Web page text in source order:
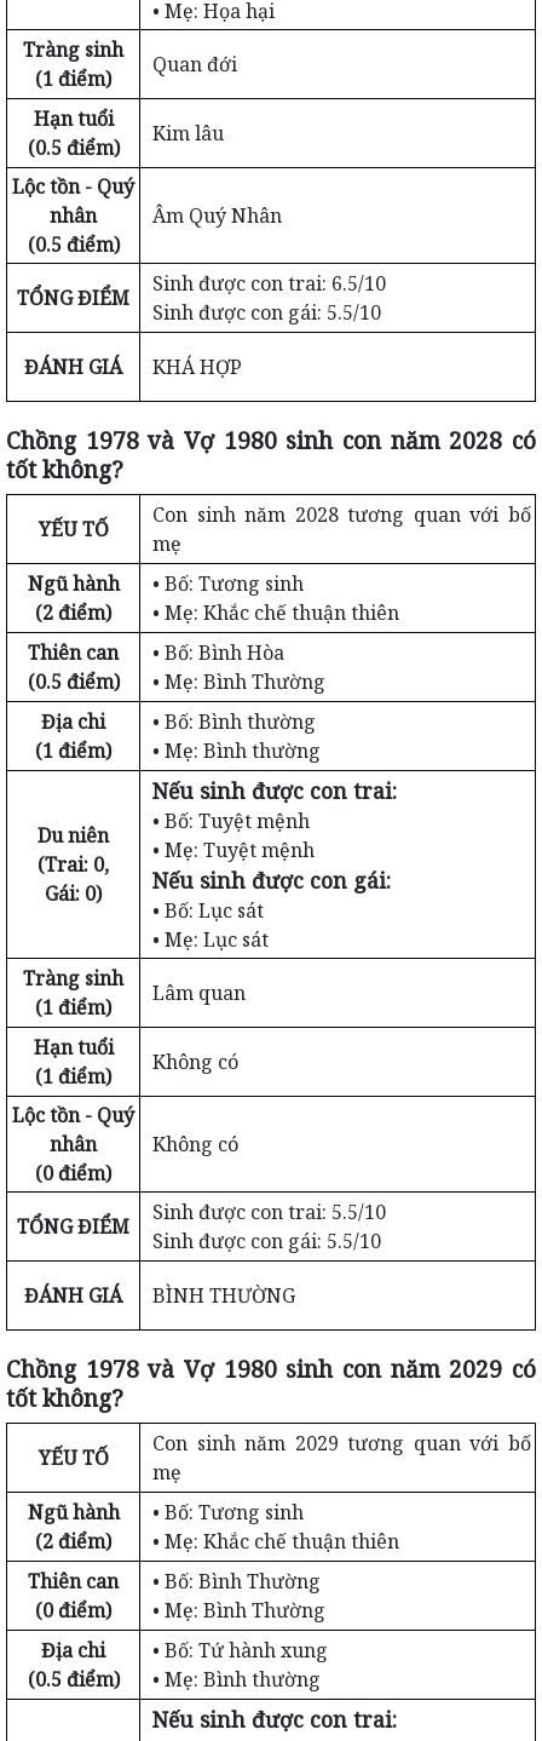
• Mẹ: Họa hại
Tràng sinh
(1 điểm)
Quan đới
Hạn tuổi
(0.5 điểm)
Kim lâu
Lộc tồn - Quý
nhân
(0.5 điểm)
Âm Quý Nhân
TỔNG ĐIỂM
Sinh được con trai: 6.5/10
Sinh được con gái: 5.5/10
ĐÁNH GIÁ KHÁ HỢP
Chồng 1978 và Vợ 1980 sinh con năm 2028 có
tốt không?
YẾU TỐ
Con sinh năm 2028 tương quan với bố
mẹ
Ngũ hành
(2 điểm)
• Bố: Tương sinh
• Mẹ: Khắc chế thuận thiên
Thiên can
(0.5 điểm)
• Bố: Bình Hòa
• Mẹ: Bình Thường
Địa chi
(1 điểm)
• Bố: Bình thường
• Mẹ: Bình thường
Du niên
(Trai: 0,
Gái: 0)
Nếu sinh được con trai:
• Bố: Tuyệt mệnh
• Mẹ: Tuyệt mệnh
Nếu sinh được con gái:
• Bố: Lục sát
• Mẹ: Lục sát
Tràng sinh
(1 điểm)
Lâm quan
Hạn tuổi
(1 điểm)
Không có
Lộc tồn - Quý
nhân
(0 điểm)
Không có
TỔNG ĐIỂM
Sinh được con trai: 5.5/10
Sinh được con gái: 5.5/10
ĐÁNH GIÁ BÌNH THƯỜNG
Chồng 1978 và Vợ 1980 sinh con năm 2029 có
tốt không?
YẾU TỐ
Con sinh năm 2029 tương quan với bố
mẹ
Ngũ hành
(2 điểm)
• Bố: Tương sinh
• Mẹ: Khắc chế thuận thiên
Thiên can
(0 điểm)
• Bố: Bình Thường
• Mẹ: Bình Thường
Địa chi
(0.5 điểm)
• Bố: Tứ hành xung
• Mẹ: Bình thường
Nếu sinh được con trai: